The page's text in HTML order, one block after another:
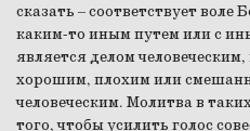
сказать – соответствует
каким-то иным путем или с
является делом
хорошим, плохим или
человеческим. Молитва в
того, чтобы усилить голос